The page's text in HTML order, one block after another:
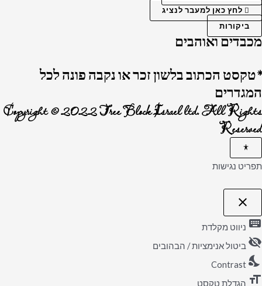
לחץ כאן למעבר לנציג
ביקורות
מכבדים ואוהבים
*טקסט הכתוב בלשון זכר או נקבה פונה לכל
המגדרים
Copyright © 2022 Tree Block Israel ltd. All Rights
Reserved
תפריט נגישות
close
פתיחה וסגירה של תפריט הנגישות
keyboard ניווט מקלדת
visibility_off ביטול אנימציות / הבהובים
nights_stay
Contrast
format_size הגדלת טקסט